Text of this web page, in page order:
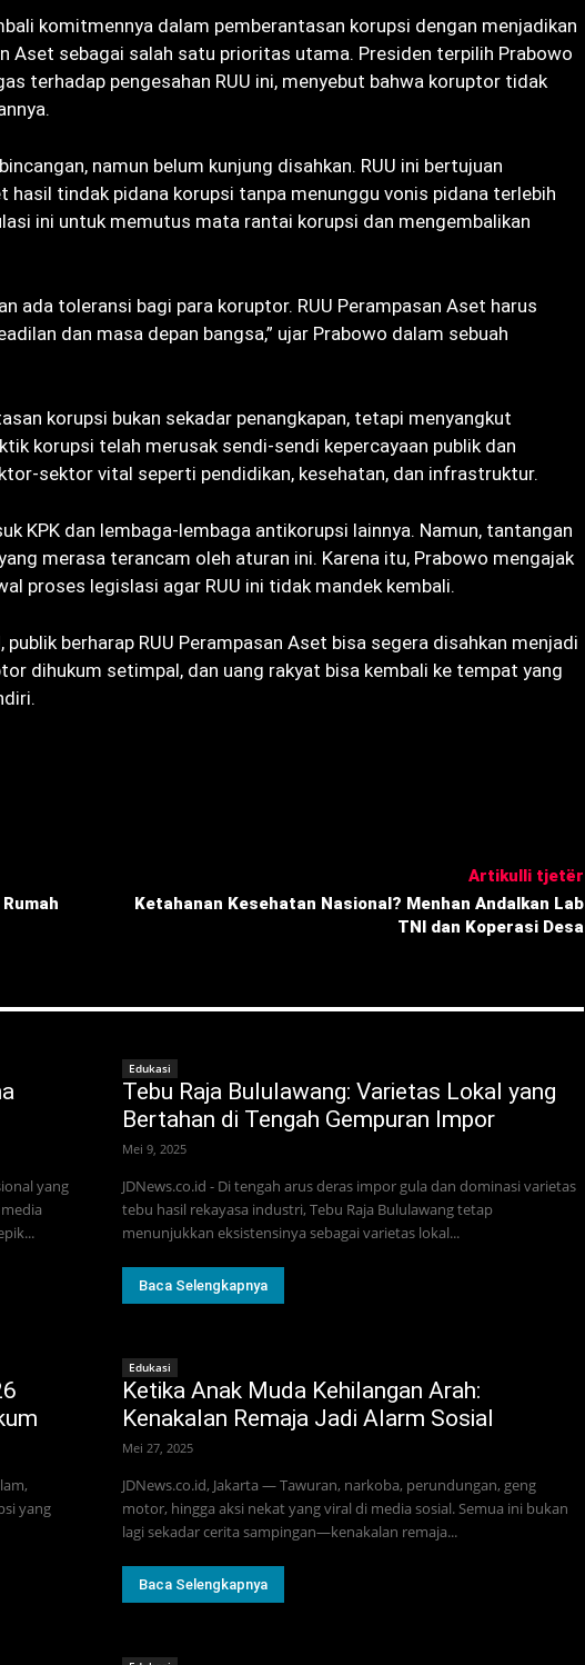
komitmennya dalam pemberantasan korupsi dengan menjadikan
Aset sebagai salah satu prioritas utama. Presiden terpilih Prabowo
terhadap pengesahan RUU ini, menyebut bahwa koruptor tidak
namun belum kunjung disahkan. RUU ini bertujuan
tindak pidana korupsi tanpa menunggu vonis pidana terlebih
ini untuk memutus mata rantai korupsi dan mengembalikan
ada toleransi bagi para koruptor. RUU Perampasan Aset harus
dan masa depan bangsa,” ujar Prabowo dalam sebuah
korupsi bukan sekadar penangkapan, tetapi menyangkut
korupsi telah merusak sendi-sendi kepercayaan publik dan
sektor vital seperti pendidikan, kesehatan, dan infrastruktur.
KPK dan lembaga-lembaga antikorupsi lainnya. Namun, tantangan
merasa terancam oleh aturan ini. Karena itu, Prabowo mengajak
proses legislasi agar RUU ini tidak mandek kembali.
berharap RUU Perampasan Aset bisa segera disahkan menjadi
dihukum setimpal, dan uang rakyat bisa kembali ke tempat yang
Artikulli tjetër
Ketahanan Kesehatan Nasional? Menhan Andalkan Lab
TNI dan Koperasi Desa
yang
Edukasi
Tebu Raja Bululawang: Varietas Lokal yang
Bertahan di Tengah Gempuran Impor
Mei 9, 2025
JDNews.co.id - Di tengah arus deras impor gula dan dominasi varietas
tebu hasil rekayasa industri, Tebu Raja Bululawang tetap
menunjukkan eksistensinya sebagai varietas lokal...
Baca Selengkapnya
yang
Edukasi
Ketika Anak Muda Kehilangan Arah:
Kenakalan Remaja Jadi Alarm Sosial
Mei 27, 2025
JDNews.co.id, Jakarta — Tawuran, narkoba, perundungan, geng
motor, hingga aksi nekat yang viral di media sosial. Semua ini bukan
lagi sekadar cerita sampingan—kenakalan remaja...
Baca Selengkapnya